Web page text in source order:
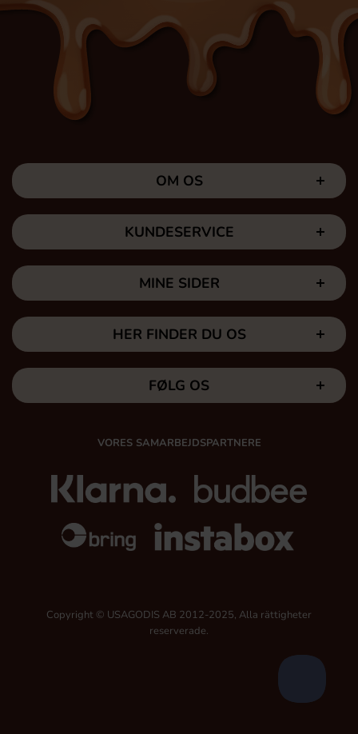
OM OS
KUNDESERVICE
MINE SIDER
HER FINDER DU OS
FØLG OS
VORES SAMARBEJDSPARTNERE
Copyright © USAGODIS AB 2012-2025, Alla rättigheter
reserverade.